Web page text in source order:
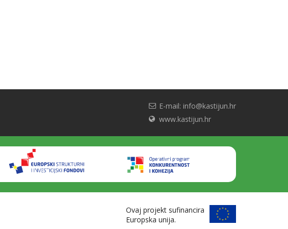
E-mail: info@kastijun.hr
www.kastijun.hr
Ovaj projekt sufinancira
Europska unija.